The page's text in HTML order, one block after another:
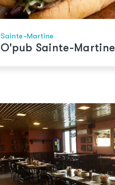
Sainte-Martine
O'pub Sainte-Martine